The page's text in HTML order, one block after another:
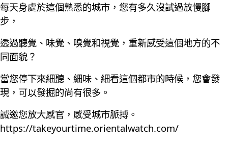
每天身處於這個熟悉的城市，您有多久沒試過放慢腳
步，
透過聽覺、味覺、嗅覺和視覺，重新感受這個地方的不
同面貌？
當您停下來細聽、細味、細看這個都市的時候，您會發
現，可以發掘的尚有很多。
誠邀您放大感官，感受城市脈搏。
https://takeyourtime.orientalwatch.com/